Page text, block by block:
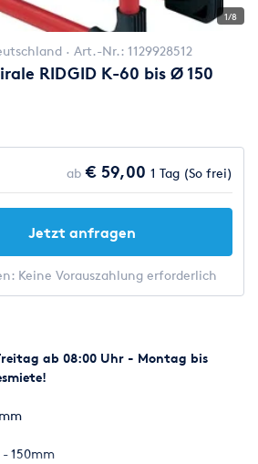
1/8
Art.-Nr.: 1129928512
RIDGID K-60 bis Ø 150
ab € 59,00 1 Tag (So frei)
Jetzt anfragen
Keine Vorauszahlung erforderlich
ab 08:00 Uhr - Montag bis
150mm